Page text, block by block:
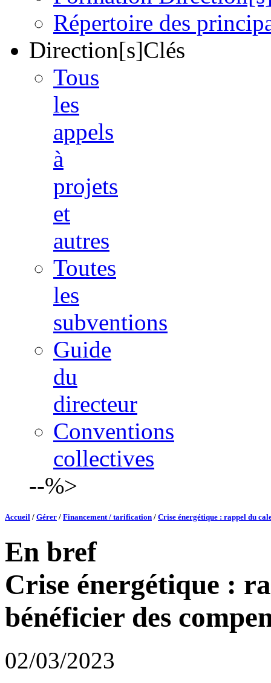
Répertoire des
Direction[s]Clés
Tous
les
appels
à
projets
et
autres
Toutes
les
subventions
Guide
du
directeur
Conventions
collectives
--%>
Accueil / Gérer / Financement / tarification / Crise énergétique : rappel du
En bref
Crise énergétique :
bénéficier des
02/03/2023